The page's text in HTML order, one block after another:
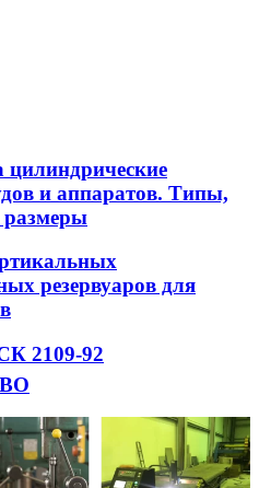
и аппаратов. Типы,
размеры
резервуаров для
2109-92